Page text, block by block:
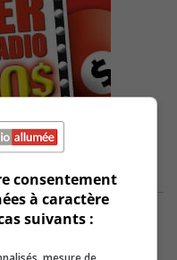
consentement
à caractère
suivants :